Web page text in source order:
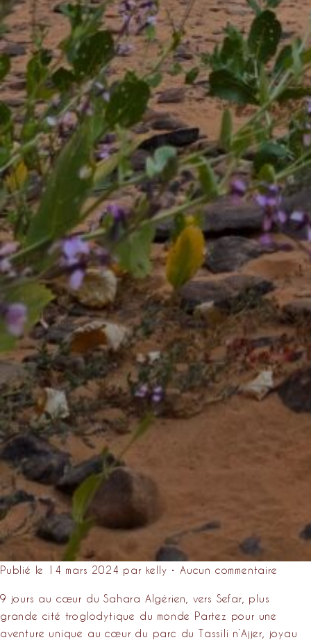
Publié le 14 mars 2024 par kelly • Aucun commentaire
9 jours au cœur du Sahara Algérien, vers Sefar, plus
grande cité troglodytique du monde Partez pour une
aventure unique au cœur du parc du Tassili n’Ajjer, joyau